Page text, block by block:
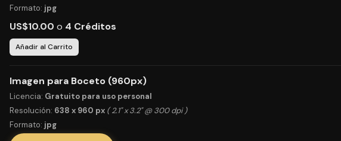
Formato: jpg
US$10.00 o 4 Créditos
Añadir al Carrito
Imagen para Boceto (960px)
Licencia: Gratuito para uso personal
Resolución: 638 x 960 px ( 2.1" x 3.2" @ 300 dpi )
Formato: jpg